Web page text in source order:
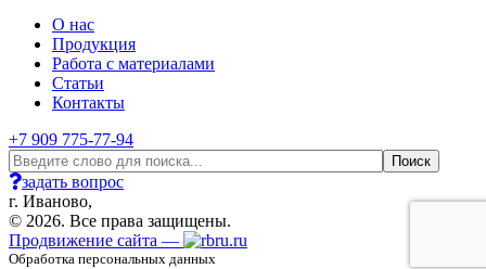
О нас
Продукция
Работа с материалами
Статьи
Контакты
+7 909 775-77-94
задать вопрос
г. Иваново,
© 2026. Все права защищены.
Продвижение сайта —
Обработка персональных данных